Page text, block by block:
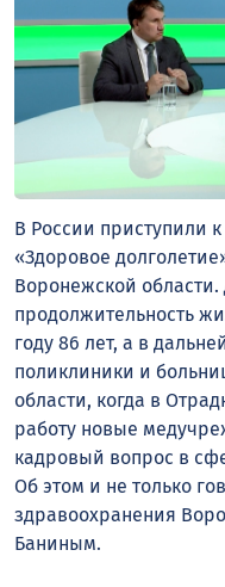
В России приступили
«Здоровое
Воронежской области.
продолжительность
году 86 лет, а в
поликлиники и
области, когда в
работу новые
кадровый вопрос в
Об этом и не только
здравоохранения
Баниным.